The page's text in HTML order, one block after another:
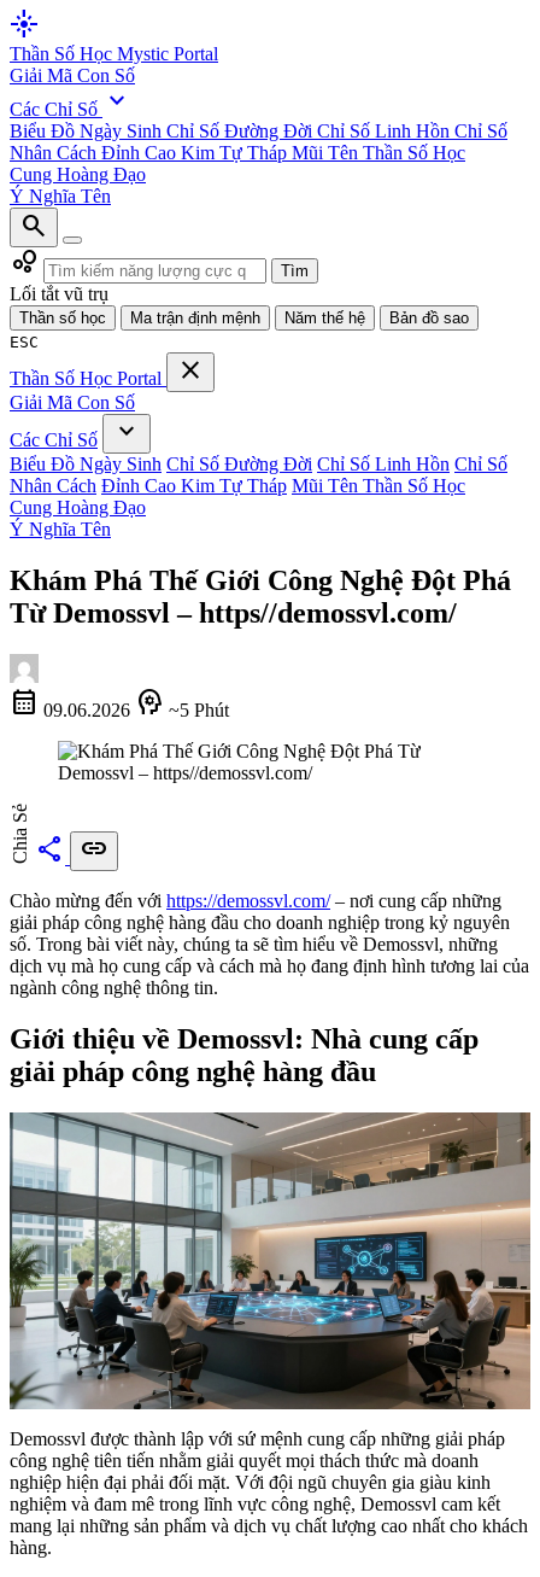
flare
Thần Số Học Mystic Portal
Giải Mã Con Số
Các Chỉ Số expand_more
Biểu Đồ Ngày Sinh Chỉ Số Đường Đời Chỉ Số Linh Hồn Chỉ Số
Nhân Cách Đỉnh Cao Kim Tự Tháp Mũi Tên Thần Số Học
Cung Hoàng Đạo
Ý Nghĩa Tên
search
bubble_chart
Tìm
Lối tắt vũ trụ
Thần số học Ma trận định mệnh Năm thế hệ
Bản đồ sao
ESC
Thần Số Học Portal close
Giải Mã Con Số
Các Chỉ Số
expand_more
Biểu Đồ Ngày Sinh Chỉ Số Đường Đời Chỉ Số Linh Hồn Chỉ Số
Nhân Cách Đỉnh Cao Kim Tự Tháp Mũi Tên Thần Số Học
Cung Hoàng Đạo
Ý Nghĩa Tên
Khám Phá Thế Giới Công Nghệ Đột Phá
Từ Demossvl – https//demossvl.com/
calendar_month 09.06.2026 psychology ~5 Phút
Chia Sẻ share link
Chào mừng đến với https://demossvl.com/– nơi cung cấp những
giải pháp công nghệ hàng đầu cho doanh nghiệp trong kỷ nguyên
số. Trong bài viết này, chúng ta sẽ tìm hiểu về Demossvl, những
dịch vụ mà họ cung cấp và cách mà họ đang định hình tương lai của
ngành công nghệ thông tin.
Giới thiệu về Demossvl: Nhà cung cấp
giải pháp công nghệ hàng đầu
Demossvl được thành lập với sứ mệnh cung cấp những giải pháp
công nghệ tiên tiến nhằm giải quyết mọi thách thức mà doanh
nghiệp hiện đại phải đối mặt. Với đội ngũ chuyên gia giàu kinh
nghiệm và đam mê trong lĩnh vực công nghệ, Demossvl cam kết
mang lại những sản phẩm và dịch vụ chất lượng cao nhất cho khách
hàng.